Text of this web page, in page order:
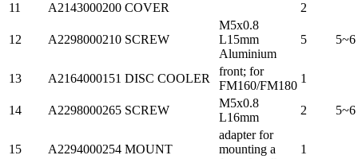
11
A2143000200 COVER 2
12 A2298000210 SCREW
M5x0.8
L15mm
Aluminium
5 5~6
13 A2164000151 DISC COOLER
front; for
FM160/FM180
1
14 A2298000265 SCREW
M5x0.8
L16mm
2 5~6
15 A2294000254 MOUNT
adapter for
mounting a
1